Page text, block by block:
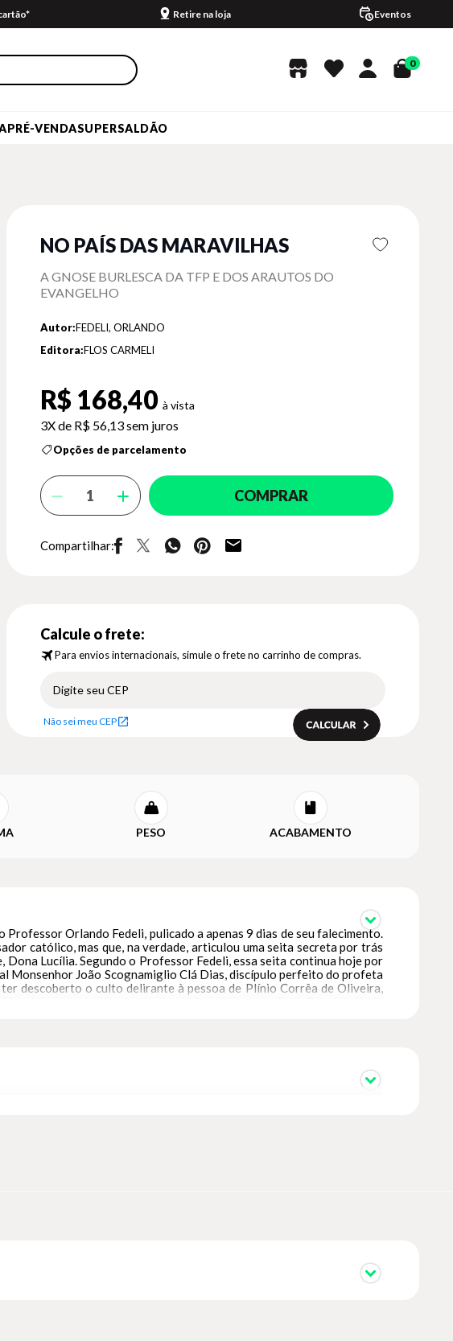
Retire na loja Eventos
0
PRÉ-VENDASUPERSALDÃO
NO PAÍS DAS MARAVILHAS
A GNOSE BURLESCA DA TFP E DOS ARAUTOS DO
EVANGELHO
Autor:FEDELI, ORLANDO
Editora:FLOS CARMELI
R$ 168,40
3X de R$ 56,13sem juros
Opções de parcelamento
COMPRAR
Compartilhar:
Calcule o frete:
Para envios internacionais, simule o frete no carrinho de compras.
Não sei meu CEP
PESO ACABAMENTO
Orlando Fedeli, pulicado a apenas 9 dias de seu falecimento.
católico, mas que, na verdade, articulou uma seita secreta por trás
Dona Lucília. Segundo o Professor Fedeli, essa seita continua hoje por
Monsenhor João Scognamiglio Clá Dias, discípulo perfeito do profeta
descoberto o culto delirante à pessoa de Plínio Corrêa de Oliveira,